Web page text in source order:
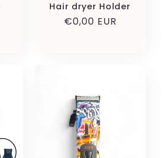
Hair dryer Holder
Normaler
€0,00 EUR